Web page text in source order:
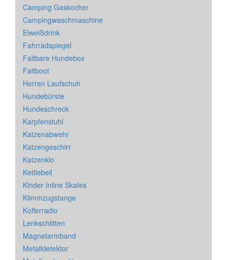
Camping Gaskocher
Campingwaschmaschine
Eiweißdrink
Fahrradspiegel
Faltbare Hundebox
Faltboot
Herren Laufschuh
Hundebürste
Hundeschreck
Karpfenstuhl
Katzenabwehr
Katzengeschirr
Katzenklo
Kettlebell
Kinder Inline Skates
Klimmzugstange
Kofferradio
Lenkschlitten
Magnetarmband
Metalldetektor